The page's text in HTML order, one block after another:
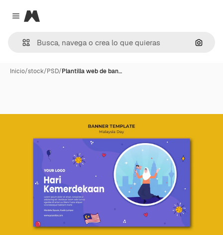
Close menu
Magnific
Inicio/stock/PSD/Plantilla web de ban…